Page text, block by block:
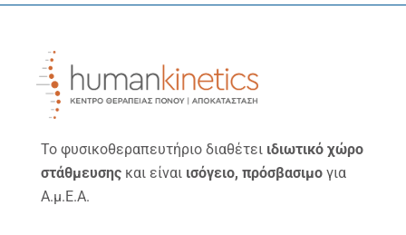
Το φυσικοθεραπευτήριο διαθέτει ιδιωτικό χώρο
στάθμευσης και είναι ισόγειο, πρόσβασιμο για
Α.μ.Ε.Α.